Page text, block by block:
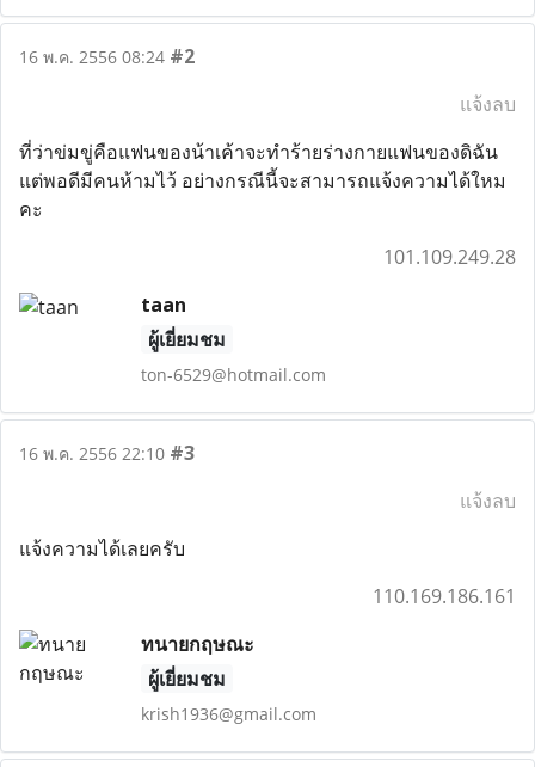
16 พ.ค. 2556 08:24 #2
แจ้งลบ
ที่ว่าข่มขู่คือแฟนของน้าเค้าจะทำร้ายร่างกายแฟนของดิฉัน
แต่พอดีมีคนห้ามไว้ อย่างกรณีนี้จะสามารถแจ้งความได้ใหม
คะ
101.109.249.28
taan
ผู้เยี่ยมชม
ton-6529@hotmail.com
16 พ.ค. 2556 22:10 #3
แจ้งลบ
แจ้งความได้เลยครับ
110.169.186.161
ทนายกฤษณะ
ผู้เยี่ยมชม
krish1936@gmail.com